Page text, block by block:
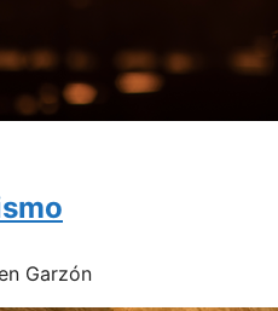
Garzón